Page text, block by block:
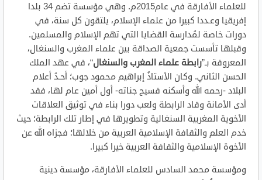
للعلماء الأفارقة في عام2015م. وهي مؤسسة تضم 34 بلدا
إفريقيا وعـددا كبيرا من علماء الإسلام، يلتقون كل سنة، في
دورات خاصة لمُدارسة القضايا التي تهم الإسلام والمسلمين.
وقبلها تأسست جمعية الصداقة بين علماء المغرب والسنغال،
المعروفة بـ”رابطة علماء المغرب والسنغال“، في عهد الملك
الحسن الثاني. وكان الأستاذُ إبراهيم محمود جوب؛ أحـدُ أعلام
البلاد -رحمه الله وأسكنه فسيح جناته- أول أمين عام لها، فقد
أدى الأمانة وقاد الرابطة ولعب دورا بناء في توثيق العلاقات
الأخوية المغربية السنغالية وتطويرها في إطار تلك الرابطة؛ حيث
خدم العلم والثقافة الإسلامية العربية من خلالها؛ فجزاه الله عن
الأخوة الإسلامية والثقافة العربية خيرا كبيرا.
ومؤسسة محمد السادس للعلماء الأفارقة، مؤسسة دينية